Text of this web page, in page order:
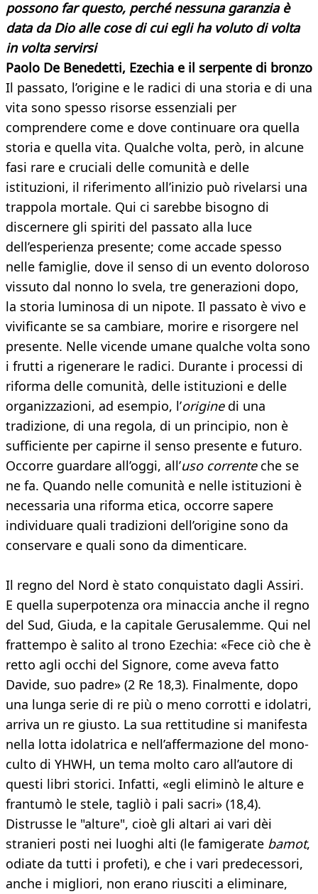
possono far questo, perché nessuna garanzia è
data da Dio alle cose di cui egli ha voluto di volta
in volta servirsi
Paolo De Benedetti, Ezechia e il serpente di bronzo
Il passato, l’origine e le radici di una storia e di una
vita sono spesso risorse essenziali per
comprendere come e dove continuare ora quella
storia e quella vita. Qualche volta, però, in alcune
fasi rare e cruciali delle comunità e delle
istituzioni, il riferimento all’inizio può rivelarsi una
trappola mortale. Qui ci sarebbe bisogno di
discernere gli spiriti del passato alla luce
dell’esperienza presente; come accade spesso
nelle famiglie, dove il senso di un evento doloroso
vissuto dal nonno lo svela, tre generazioni dopo,
la storia luminosa di un nipote. Il passato è vivo e
vivificante se sa cambiare, morire e risorgere nel
presente. Nelle vicende umane qualche volta sono
i frutti a rigenerare le radici. Durante i processi di
riforma delle comunità, delle istituzioni e delle
organizzazioni, ad esempio, l’originedi una
tradizione, di una regola, di un principio, non è
sufficiente per capirne il senso presente e futuro.
Occorre guardare all’oggi, all’uso correnteche se
ne fa. Quando nelle comunità e nelle istituzioni è
necessaria una riforma etica, occorre sapere
individuare quali tradizioni dell’origine sono da
conservare e quali sono da dimenticare.
Il regno del Nord è stato conquistato dagli Assiri.
E quella superpotenza ora minaccia anche il regno
del Sud, Giuda, e la capitale Gerusalemme. Qui nel
frattempo è salito al trono Ezechia: «Fece ciò che è
retto agli occhi del Signore, come aveva fatto
Davide, suo padre» (2 Re 18,3). Finalmente, dopo
una lunga serie di re più o meno corrotti e idolatri,
arriva un re giusto. La sua rettitudine si manifesta
nella lotta idolatrica e nell’affermazione del mono-
culto di YHWH, un tema molto caro all’autore di
questi libri storici. Infatti, «egli eliminò le alture e
frantumò le stele, tagliò i pali sacri» (18,4).
Distrusse le "alture", cioè gli altari ai vari dèi
stranieri posti nei luoghi alti (le famigerate bamot,
odiate da tutti i profeti), e che i vari predecessori,
anche i migliori, non erano riusciti a eliminare,